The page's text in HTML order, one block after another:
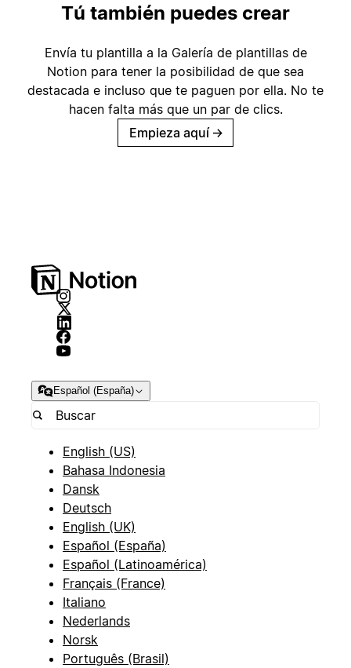
Tú también puedes crear
Envía tu plantilla a la Galería de plantillas de
Notion para tener la posibilidad de que sea
destacada e incluso que te paguen por ella. No te
hacen falta más que un par de clics.
Empieza aquí →
Español (España)
English (US)
Bahasa Indonesia
Dansk
Deutsch
English (UK)
Español (España)
Español (Latinoamérica)
Français (France)
Italiano
Nederlands
Norsk
Português (Brasil)